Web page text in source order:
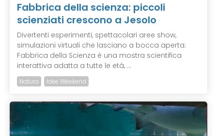
Fabbrica della scienza: piccoli
scienziati crescono a Jesolo
Divertenti esperimenti, spettacolari aree show,
simulazioni virtuali che lasciano a bocca aperta:
Fabbrica della Scienza è una mostra scientifica
interattiva adatta a tutte le età, ...
Natura Idee Weekend